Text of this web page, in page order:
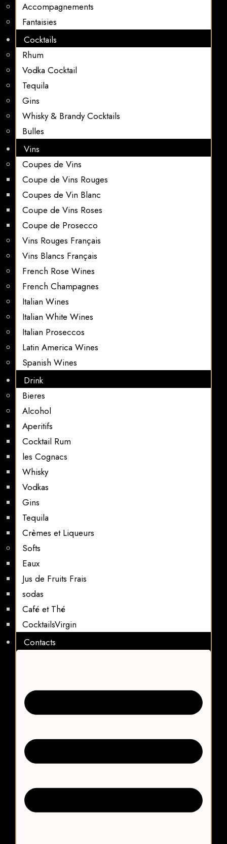
Accompagnements
Fantaisies
Cocktails
Rhum
Vodka Cocktail
Tequila
Gins
Whisky & Brandy Cocktails
Bulles
Vins
Coupes de Vins
Coupe de Vins Rouges
Coupes de Vin Blanc
Coupe de Vins Roses
Coupe de Prosecco
Vins Rouges Français
Vins Blancs Français
French Rose Wines
French Champagnes
Italian Wines
Italian White Wines
Italian Proseccos
Latin America Wines
Spanish Wines
Drink
Bieres
Alcohol
Aperitifs
Cocktail Rum
les Cognacs
Whisky
Vodkas
Gins
Tequila
Crèmes et Liqueurs
Softs
Eaux
Jus de Fruits Frais
sodas
Café et Thé
CocktailsVirgin​
Contacts